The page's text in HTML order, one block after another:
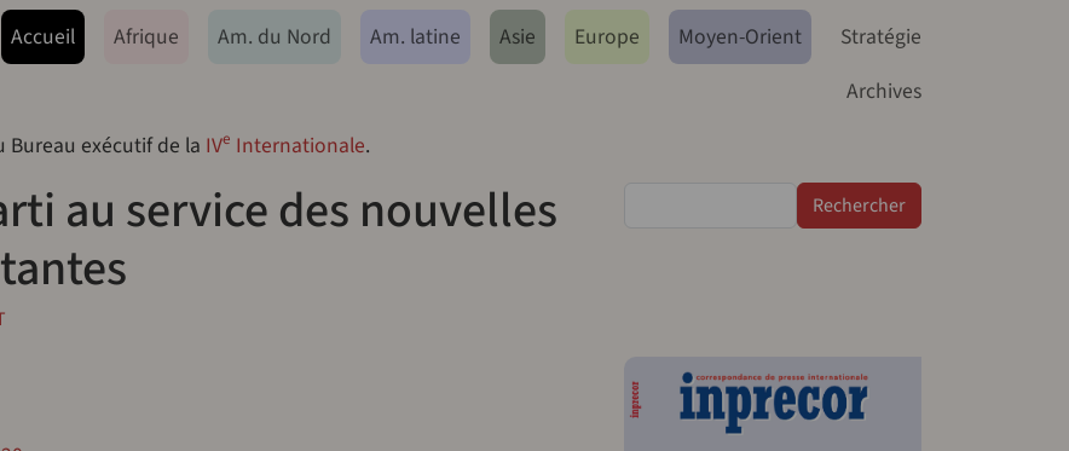
principal
Accueil Afrique Am. du Nord Am. latine Asie Europe Moyen-Orient
Stratégie
Archives
Bureau exécutif de la IVe Internationale.
au service des nouvelles